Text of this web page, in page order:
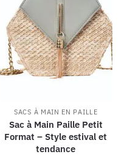
SACS À MAIN EN PAILLE
Sac à Main Paille Petit
Format – Style estival et
tendance